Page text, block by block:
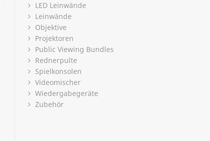
LED Leinwände
Leinwände
Objektive
Projektoren
Public Viewing Bundles
Rednerpulte
Spielkonsolen
Videomischer
Wiedergabegeräte
Zubehör